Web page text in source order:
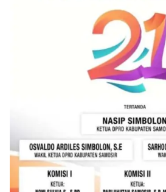
negara.‎‎‎Selain
bendera, kegiatan
dimanfaatkan sebagai
warning) guna
keamanan dan ketertiban
(Kamtibmas) di lingkungan
Melalui interaksi langsung
Bhabinkamtibmas dapat
awal terkait situasi sosial,
maupun hal-hal yang
perayaan HUT
diwarnai dengan berbagai
keramaian warga.‎‎Dengan
diharapkan potensi